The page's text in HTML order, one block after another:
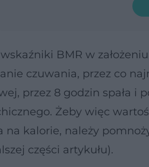
BMR w
czuwania, przez co
przez 8 godzin spała
Żeby więc
na kalorie, należy
części artykułu).